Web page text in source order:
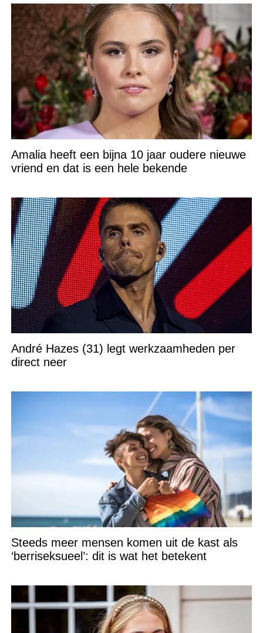
Amalia heeft een bijna 10 jaar oudere nieuwe
vriend en dat is een hele bekende
André Hazes (31) legt werkzaamheden per
direct neer
Steeds meer mensen komen uit de kast als
‘berriseksueel’: dit is wat het betekent